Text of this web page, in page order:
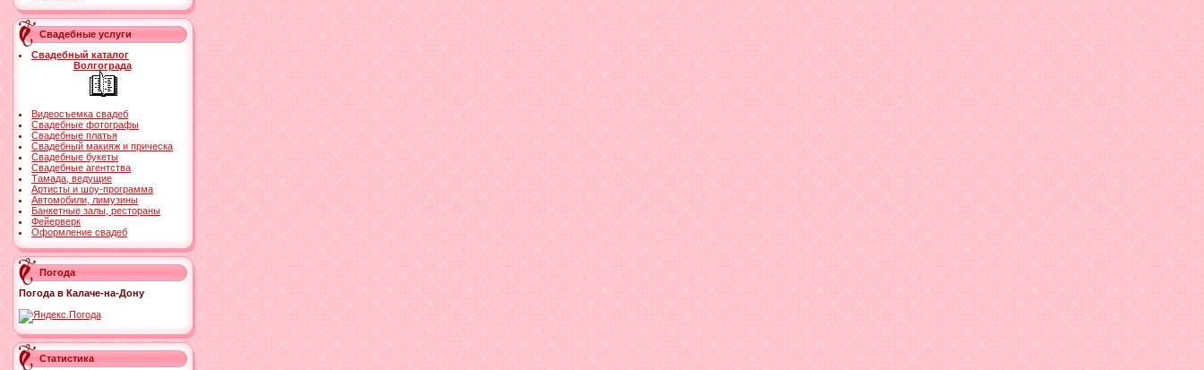
Свадебные услуги
Свадебный каталог
Волгограда
Видеосъемка свадеб
Свадебные фотографы
Свадебные платья
Свадебный макияж и прическа
Свадебные букеты
Свадебные агентства
Тамада, ведущие
Артисты и шоу-программа
Автомобили, лимузины
Банкетные залы, рестораны
Фейерверк
Оформление свадеб
Погода
Погода в Калаче-на-Дону
Статистика